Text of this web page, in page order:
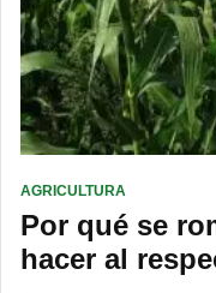
AGRICULTURA
Por qué se
hacer al